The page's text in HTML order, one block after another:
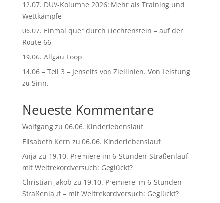
12.07. DUV-Kolumne 2026: Mehr als Training und
Wettkämpfe
06.07. Einmal quer durch Liechtenstein – auf der
Route 66
19.06. Allgäu Loop
14.06 – Teil 3 – Jenseits von Ziellinien. Von Leistung
zu Sinn.
Neueste Kommentare
Wolfgangzu 06.06. Kinderlebenslauf
Elisabeth Kern zu 06.06. Kinderlebenslauf
Anja zu 19.10. Premiere im 6-Stunden-Straßenlauf –
mit Weltrekordversuch: Geglückt?
Christian Jakob zu 19.10. Premiere im 6-Stunden-
Straßenlauf – mit Weltrekordversuch: Geglückt?